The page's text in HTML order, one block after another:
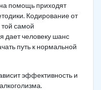
помощь приходят
Кодирование от
той самой
дает человеку шанс
путь к нормальной
эффективность и